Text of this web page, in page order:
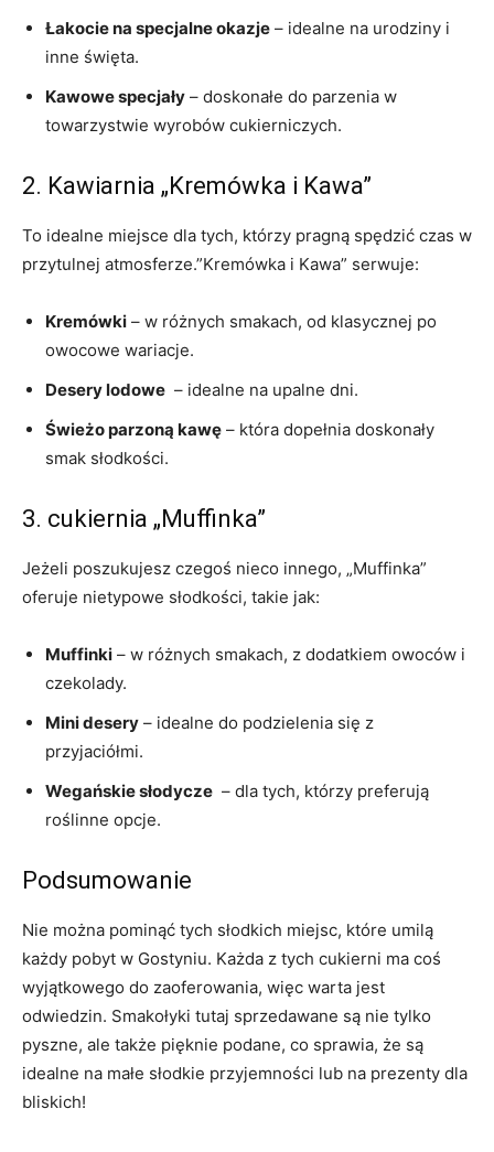
Łakocie na specjalne okazje – idealne na urodziny i
inne święta.
Kawowe specjały – doskonałe ​do parzenia⁣ w
towarzystwie wyrobów ‍cukierniczych.
2. Kawiarnia „Kremówka⁣ i Kawa”
To​ idealne‍ miejsce ⁢dla tych, którzy pragną spędzić czas w
przytulnej atmosferze.”Kremówka i Kawa” serwuje:
Kremówki – w różnych smakach, ⁣od klasycznej po
owocowe wariacje.
Desery lodowe ‌ – idealne na⁢ upalne dni.
Świeżo parzoną kawę – która dopełnia doskonały
smak słodkości.
3. cukiernia „Muffinka”
Jeżeli poszukujesz czegoś nieco innego, „Muffinka”⁣
oferuje nietypowe słodkości,‍ takie ⁣jak:
Muffinki – w ⁢różnych‍ smakach, z dodatkiem owoców ⁤i
czekolady.
Mini desery – idealne do podzielenia się ⁢z
przyjaciółmi.
Wegańskie słodycze ⁣ – dla tych,⁤ którzy preferują
roślinne opcje.
Podsumowanie
Nie‍ można ​pominąć tych słodkich miejsc, które umilą
każdy pobyt w Gostyniu. Każda​ z tych​ cukierni ma coś
wyjątkowego do zaoferowania, więc warta jest
odwiedzin. Smakołyki tutaj⁤ sprzedawane są nie tylko‌
pyszne, ale ⁢także pięknie podane, co sprawia, że są
idealne na ​małe słodkie przyjemności lub⁢ na prezenty dla
bliskich!